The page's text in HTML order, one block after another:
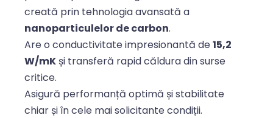
creată prin tehnologia avansată a
nanoparticulelor de carbon.
Are o conductivitate impresionantă de15,2
W/mK și transferă rapid căldura din surse
critice.
Asigură performanță optimă și stabilitate
chiar și în cele mai solicitante condiții.